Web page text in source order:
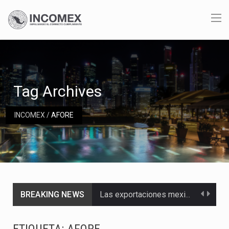
INCOMEX/AFORE
Tag Archives
BREAKING NEWS Las exportaciones mexicanas de vehículos ligeros disminuyeron 9.67 % en julio a tasa anual, alcanzando…